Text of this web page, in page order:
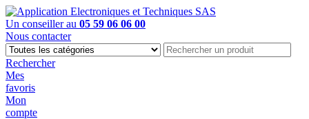
Un conseiller au 05 59 06 06 00
Nous contacter
Rechercher
Mes
favoris
Mon
compte